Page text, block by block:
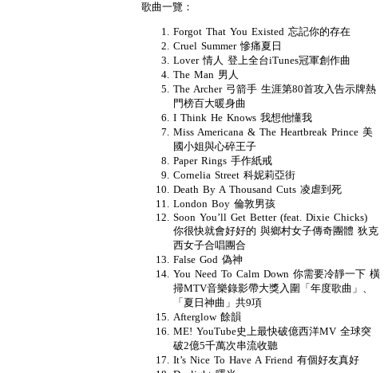
歌曲一覽：
Forgot That You Existed 忘記你的存在
Cruel Summer 慘痛夏日
Lover 情人 登上全台iTunes冠軍創作曲
The Man 男人
The Archer 弓箭手 生涯第80首攻入告示牌熱
門榜百大暖身曲
I Think He Knows 我想他懂我
Miss Americana & The Heartbreak Prince 美
國小姐與心碎王子
Paper Rings 手作紙戒
Cornelia Street 科妮莉亞街
Death By A Thousand Cuts 凌虐到死
London Boy 倫敦男孩
Soon You’ll Get Better (feat. Dixie Chicks)
你很快就會好好的 與鄉村女子傳奇團體 狄克
西女子合唱團合
False God 偽神
You Need To Calm Down 你需要冷靜一下 橫
掃MTV音樂錄影帶大獎入圍「年度歌曲」、
「夏日神曲」共9項
Afterglow 餘韻
ME! YouTube史上最快破億西洋MV 全球突
破2億5千萬次串流收聽
It’s Nice To Have A Friend 有個好友真好